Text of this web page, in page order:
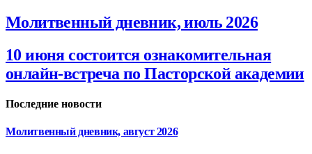
Молитвенный дневник, июль 2026
10 июня состоится ознакомительная
онлайн-встреча по Пасторской академии
Последние новости
Молитвенный дневник, август 2026